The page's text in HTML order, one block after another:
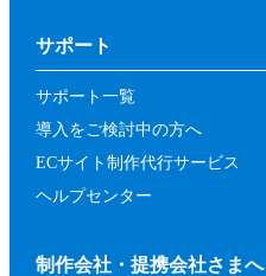
サポート
サポート一覧
導入をご検討中の方へ
ECサイト制作代行サービス
ヘルプセンター
制作会社・提携会社さまへ